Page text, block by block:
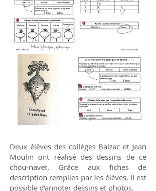
Deux élèves des collèges Balzac et Jean
Moulin ont réalisé des dessins de ce
chou-navet. Grâce aux fiches de
description remplies par les élèves, il est
possible d'annoter dessins et photos.​